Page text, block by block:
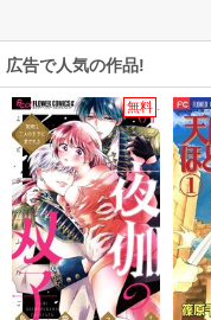
広告で人気の作品!
無料